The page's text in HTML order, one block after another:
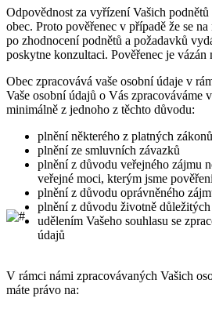
Odpovědnost za vyřízení Vašich
obec. Proto pověřenec v případě že se na
po zhodnocení podnětů a požadavků
poskytne konzultaci. Pověřenec je vázán
Obec zpracovává vaše osobní údaje v
Vaše osobní údajů o Vás zpracováváme
minimálně z jednoho z těchto důvodu:
plnění některého z platných zákonů
plnění ze smluvních závazků
plnění z důvodu veřejného zájmu
veřejné moci, kterým jsme pověřeni
plnění z důvodu oprávněného
plnění z důvodu životně
udělením Vašeho souhlasu se
údajů
V rámci námi zpracovávaných Vašich
máte právo na: